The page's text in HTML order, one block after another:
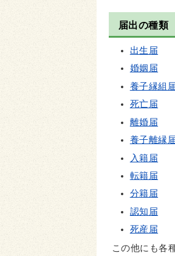
届出の種類
出生届
婚姻届
養子縁組
死亡届
離婚届
養子離縁
入籍届
転籍届
分籍届
認知届
死産届
この他にも各